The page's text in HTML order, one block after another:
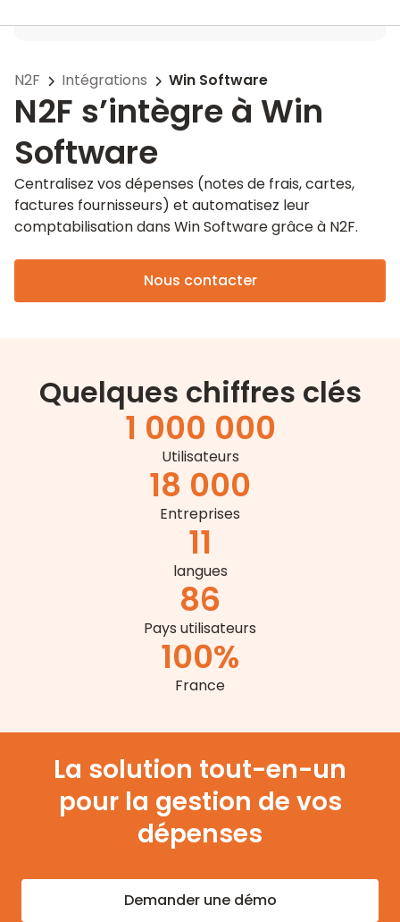
N2F Intégrations Win Software
N2F s’intègre à Win
Software
Centralisez vos dépenses (notes de frais, cartes,
factures fournisseurs) et automatisez leur
comptabilisation dans Win Software grâce à N2F.
Nous contacter
Quelques chiffres clés
1 000 000
Utilisateurs
18 000
Entreprises
11
langues
86
Pays utilisateurs
100%
France
La solution tout-en-un
pour la gestion de vos
dépenses
Demander une démo